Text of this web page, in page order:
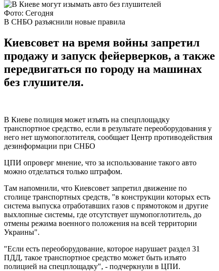
Фото: Сегодня
В СНБО разъяснили новые правила
Киевсовет на время войны запретил
продажу и запуск фейерверков, а также
передвигаться по городу на машинах
без глушителя.
В Киеве полиция может изъять на спецплощадку
транспортное средство, если в результате переоборудования у
него нет шумопоглотителя, сообщает Центр противодействия
дезинформации при СНБО
ЦПИ опроверг мнение, что за использование такого авто
можно отделаться только штрафом.
Там напомнили, что Киевсовет запретил движение по
столице транспортных средств, "в конструкции которых есть
система выпуска отработавших газов с прямотоком и другие
выхлопные системы, где отсутствует шумопоглотитель, до
отмены режима военного положения на всей территории
Украины".
"Если есть переоборудование, которое нарушает раздел 31
ПДД, такое транспортное средство может быть изъято
полицией на спецплощадку", - подчеркнули в ЦПИ.